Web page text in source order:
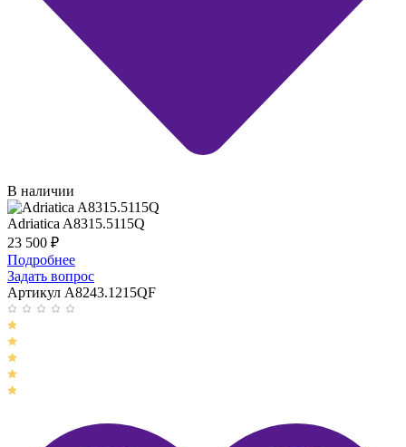
В наличии
Adriatica A8315.5115Q
23 500 ₽
Подробнее
Задать вопрос
Артикул A8243.1215QF